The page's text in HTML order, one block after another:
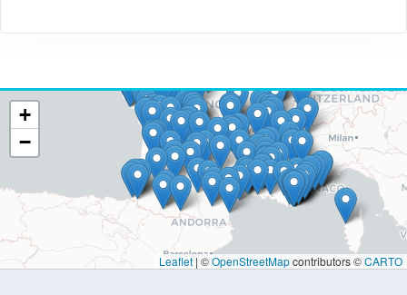
+
−
Leaflet | ©OpenStreetMapcontributors ©CARTO